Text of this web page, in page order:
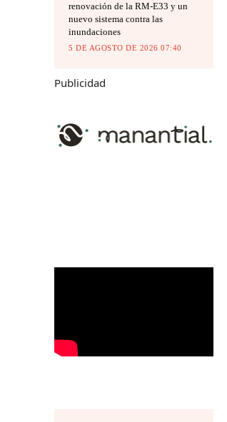
renovación de la RM-E33 y un
nuevo sistema contra las
inundaciones
5 DE AGOSTO DE 2026 07:40
Publicidad